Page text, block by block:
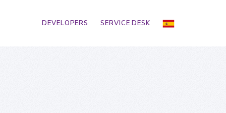
DEVELOPERS SERVICE DESK